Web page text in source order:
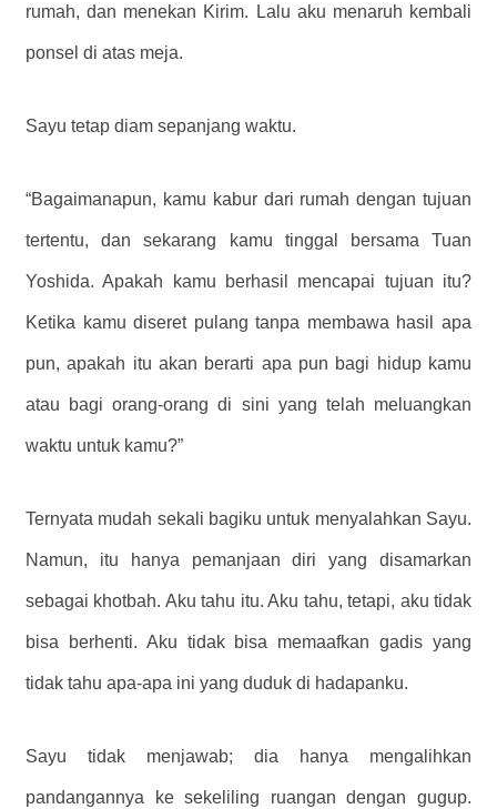
rumah, dan menekan Kirim. Lalu aku menaruh kembali
ponsel di atas meja.
Sayu tetap diam sepanjang waktu.
“Bagaimanapun, kamu kabur dari rumah dengan tujuan
tertentu, dan sekarang kamu tinggal bersama Tuan
Yoshida. Apakah kamu berhasil mencapai tujuan itu?
Ketika kamu diseret pulang tanpa membawa hasil apa
pun, apakah itu akan berarti apa pun bagi hidup kamu
atau bagi orang-orang di sini yang telah meluangkan
waktu untuk kamu?”
Ternyata mudah sekali bagiku untuk menyalahkan Sayu.
Namun, itu hanya pemanjaan diri yang disamarkan
sebagai khotbah. Aku tahu itu. Aku tahu, tetapi, aku tidak
bisa berhenti. Aku tidak bisa memaafkan gadis yang
tidak tahu apa-apa ini yang duduk di hadapanku.
Sayu tidak menjawab; dia hanya mengalihkan
pandangannya ke sekeliling ruangan dengan gugup.